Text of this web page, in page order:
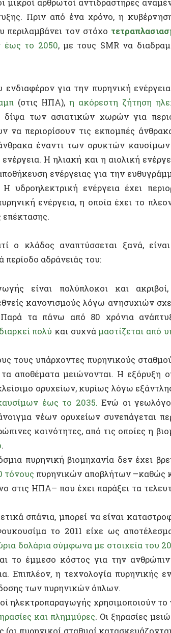
τις εκπομπές άνθρακα και οι
έναντι των ορυκτών καυσίμων είναι η
Η ηλιακή και η αιολική ενέργεια είναι
ενέργειας για την ευθυγράμμιση της
ενέργεια έχει περιορισμένο
αναπτύσσεται ξανά, είναι εξίσου
αδράνειάς του:
πολύπλοκοι και ακριβοί, καθώς
κανονισμούς λόγω ανησυχιών σχετικά με
πάνω από 80 χρόνια ανάπτυξης της
πολύκαι συχνάμαστίζεται από υπέρβαση
υπάρχοντες πυρηνικούς σταθμούς, είναι
ορυχείων, κυρίως λόγω εξάντλησης των
έως το 2035.
Ενώ οι γεωλόγοι έχουν
νέων ορυχείων συνεπάγεται περαιτέρω
βιομηχανία δεν έχει βρει ακόμη
πυρηνικών αποβλήτων –καθώς καιτους
ΗΠΑ– που έχει παράξει τα τελευταία 80+
μπορεί να είναι καταστροφικά και
το 2011 είχε ως αποτέλεσμα άμεσο
σύμφωνα με στοιχεία του 2016 , αλλά
κόστος για την ανθρώπινη υγεία
η τεχνολογία πυρηνικής ενέργειας
των πυρηνικών όπλων.
χρησιμοποιούν το νερό ως
και πλημμύρες
σταθμοί κατασκευάζονται γενικά
ζημιές στις υποδομές ασφαλείας
τα ιστορικά της εμπόδια, τότε μια πόρτα
αντιδραστήρες είναι ο κύριος δρόμος
(SMR) είναι ότι θα ήταν
σταθμούς παραγωγής ενέργειας,
θα μπορούσαν ναεγκατασταθούν για την
Η ιδέα είναι ηκατασκευή των